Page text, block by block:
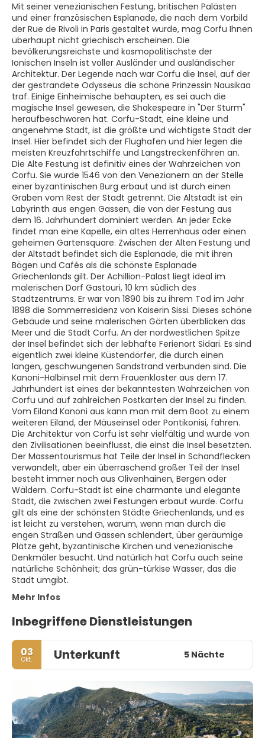
Mit seiner venezianischen Festung, britischen Palästen
und einer französischen Esplanade, die nach dem Vorbild
der Rue de Rivoli in Paris gestaltet wurde, mag Corfu Ihnen
überhaupt nicht griechisch erscheinen. Die
bevölkerungsreichste und kosmopolitischste der
Ionischen Inseln ist voller Ausländer und ausländischer
Architektur. Der Legende nach war Corfu die Insel, auf der
der gestrandete Odysseus die schöne Prinzessin Nausikaa
traf. Einige Einheimische behaupten, es sei auch die
magische Insel gewesen, die Shakespeare in "Der Sturm"
heraufbeschworen hat. Corfu-Stadt, eine kleine und
angenehme Stadt, ist die größte und wichtigste Stadt der
Insel. Hier befindet sich der Flughafen und hier legen die
meisten Kreuzfahrtschiffe und Langstreckenfähren an.
Die Alte Festung ist definitiv eines der Wahrzeichen von
Corfu. Sie wurde 1546 von den Venezianern an der Stelle
einer byzantinischen Burg erbaut und ist durch einen
Graben vom Rest der Stadt getrennt. Die Altstadt ist ein
Labyrinth aus engen Gassen, die von der Festung aus
dem 16. Jahrhundert dominiert werden. An jeder Ecke
findet man eine Kapelle, ein altes Herrenhaus oder einen
geheimen Gartensquare. Zwischen der Alten Festung und
der Altstadt befindet sich die Esplanade, die mit ihren
Bögen und Cafés als die schönste Esplanade
Griechenlands gilt. Der Achillion-Palast liegt ideal im
malerischen Dorf Gastouri, 10 km südlich des
Stadtzentrums. Er war von 1890 bis zu ihrem Tod im Jahr
1898 die Sommerresidenz von Kaiserin Sissi. Dieses schöne
Gebäude und seine malerischen Gärten überblicken das
Meer und die Stadt Corfu. An der nordwestlichen Spitze
der Insel befindet sich der lebhafte Ferienort Sidari. Es sind
eigentlich zwei kleine Küstendörfer, die durch einen
langen, geschwungenen Sandstrand verbunden sind. Die
Kanoni-Halbinsel mit dem Frauenkloster aus dem 17.
Jahrhundert ist eines der bekanntesten Wahrzeichen von
Corfu und auf zahlreichen Postkarten der Insel zu finden.
Vom Eiland Kanoni aus kann man mit dem Boot zu einem
weiteren Eiland, der Mäuseinsel oder Pontikonisi, fahren.
Die Architektur von Corfu ist sehr vielfältig und wurde von
den Zivilisationen beeinflusst, die einst die Insel besetzten.
Der Massentourismus hat Teile der Insel in Schandflecken
verwandelt, aber ein überraschend großer Teil der Insel
besteht immer noch aus Olivenhainen, Bergen oder
Wäldern. Corfu-Stadt ist eine charmante und elegante
Stadt, die zwischen zwei Festungen erbaut wurde. Corfu
gilt als eine der schönsten Städte Griechenlands, und es
ist leicht zu verstehen, warum, wenn man durch die
engen Straßen und Gassen schlendert, über geräumige
Plätze geht, byzantinische Kirchen und venezianische
Denkmäler besucht. Und natürlich hat Corfu auch seine
natürliche Schönheit; das grün-türkise Wasser, das die
Stadt umgibt.
Mehr Infos
Inbegriffene Dienstleistungen
03
Okt. Unterkunft 5 Nächte